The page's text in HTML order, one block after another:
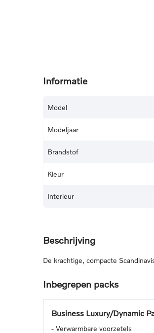
Informatie
Model
Modeljaar
Brandstof
Kleur
Interieur
Beschrijving
De krachtige, compacte
Inbegrepen packs
Business Luxury/Dynamic
- Verwarmbare voorzetels